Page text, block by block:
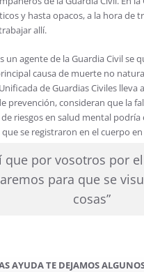
y hasta opacos, a la hora de
allí.
un agente de la Guardia Civil se
causa de muerte no
de Guardias Civiles lleva
prevención, consideran que la
riesgos en salud mental podría
se registraron en el cuerpo en
que por vosotros por
para que se
cosas”
AYUDA TE DEJAMOS